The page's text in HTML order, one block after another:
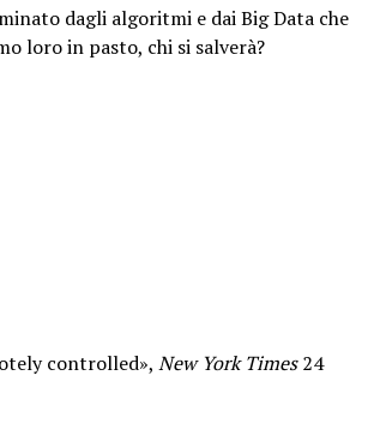
dagli algoritmi e dai Big Data che
loro in pasto, chi si salverà?
controlled», New York Times24